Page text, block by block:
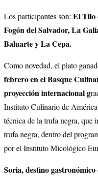
Los participantes son: El Tilo
Fogón del Salvador, La
Baluarte y La Cepa.
Como novedad, el plato
febrero en el Basque
proyección internacional g
Instituto Culinario de
técnica de la trufa negra, que
trufa negra, dentro del
por el Instituto Micológico
Soria, destino